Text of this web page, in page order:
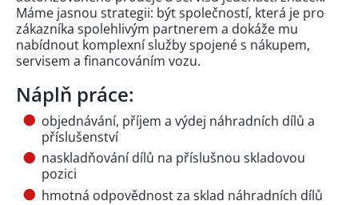
Máme jasnou strategii: být společností, která je pro
zákazníka spolehlivým partnerem a dokáže mu
nabídnout komplexní služby spojené s nákupem,
servisem a financováním vozu.
Náplň práce:
objednávání, příjem a výdej náhradních dílů a
příslušenství
naskladňování dílů na příslušnou skladovou
pozici
hmotná odpovědnost za sklad náhradních dílů